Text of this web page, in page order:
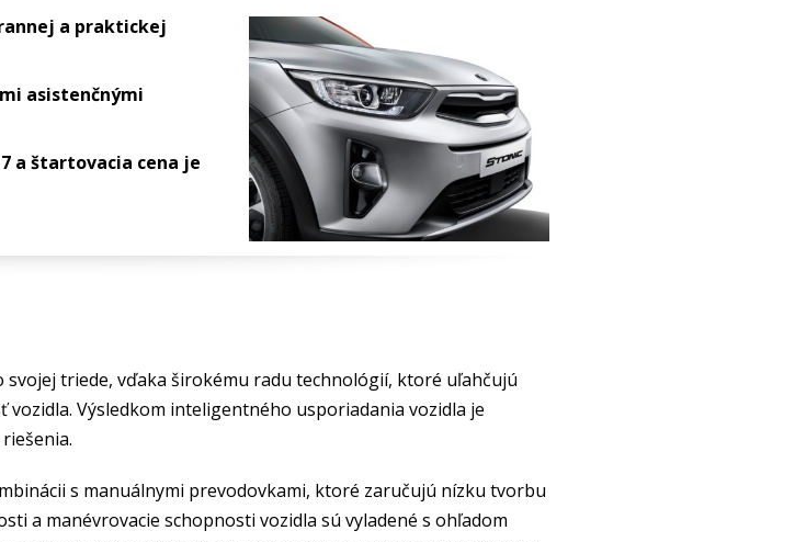
a praktickej
asistenčnými
a štartovacia cena je
svojej triede, vďaka širokému radu technológií, ktoré uľahčujú
Výsledkom inteligentného usporiadania vozidla je
s manuálnymi prevodovkami, ktoré zaručujú nízku tvorbu
a manévrovacie schopnosti vozidla sú vyladené s ohľadom